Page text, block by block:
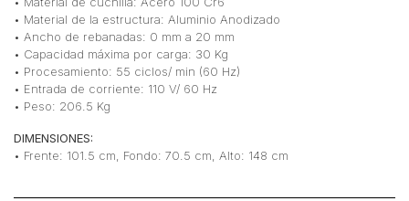
• Material de la estructura: Aluminio Anodizado
• Ancho de rebanadas: 0 mm a 20 mm
• Capacidad máxima por carga: 30 Kg
• Procesamiento: 55 ciclos/ min (60 Hz)
• Entrada de corriente: 110 V/ 60 Hz
• Peso: 206.5 Kg
DIMENSIONES:
• Frente: 101.5 cm, Fondo: 70.5 cm, Alto: 148 cm